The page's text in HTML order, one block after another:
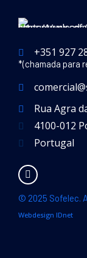
+351 927
*(chamada para
Rua Agra
4100-012
Portugal
© 2025 Sofelec.
Webdesign IDnet